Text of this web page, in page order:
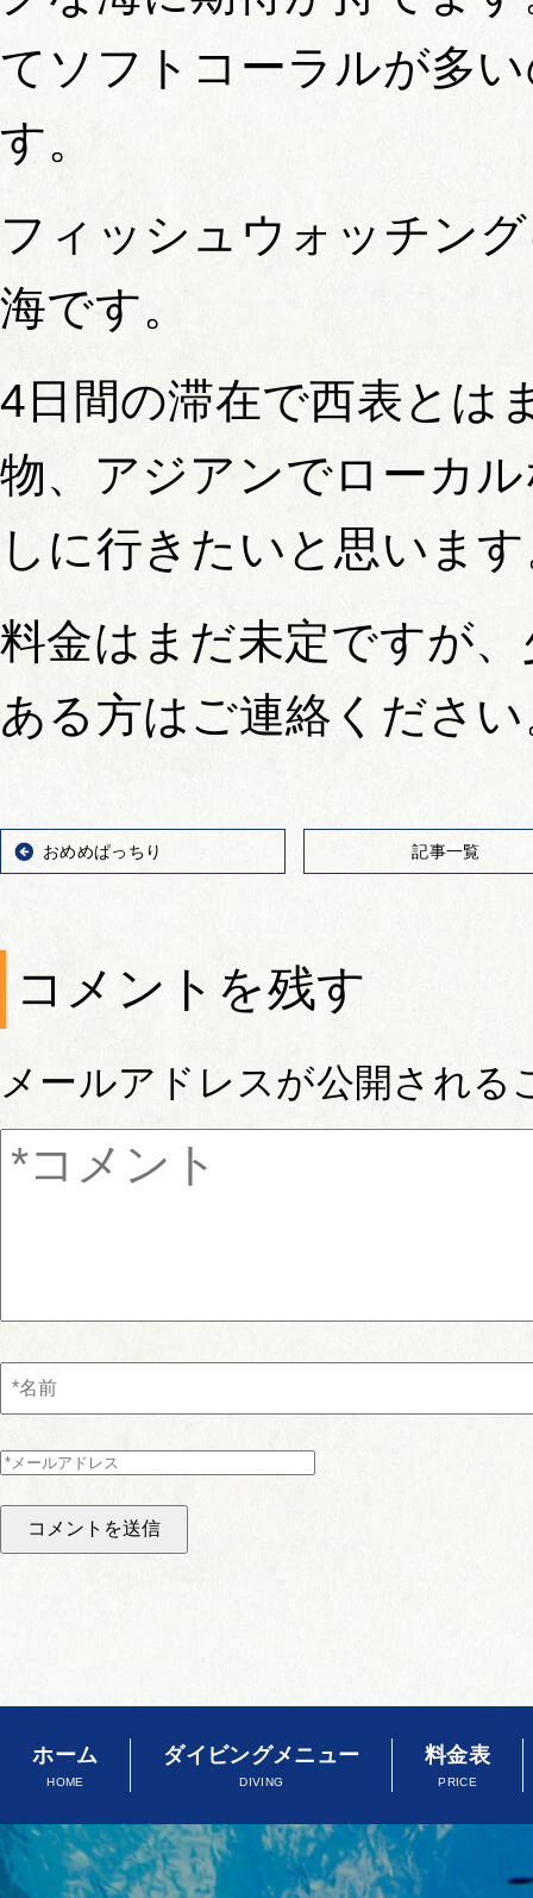
てソフトコーラルが多
す。
フィッシュウォッチン
海です。
4日間の滞在で西表とは
物、アジアンでローカ
しに行きたいと思いま
料金はまだ未定ですが
ある方はご連絡くださ
おめめぱっちり 記事一覧
コメントを残す
メールアドレスが公開される
ホーム
HOME
ダイビングメニュー
DIVING
料金表
PRICE